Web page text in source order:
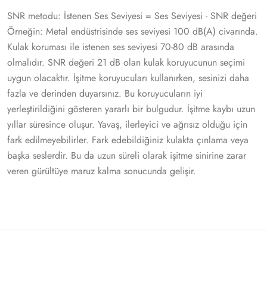
SNR metodu: İstenen Ses Seviyesi = Ses Seviyesi ‐ SNR değeri
Örneğin: Metal endüstrisinde ses seviyesi 100 dB(A) civarında.
Kulak koruması ile istenen ses seviyesi 70‐80 dB arasında
olmalıdır. SNR değeri 21 dB olan kulak koruyucunun seçimi
uygun olacaktır. İşitme koruyucuları kullanırken, sesinizi daha
fazla ve derinden duyarsınız. Bu koruyucuların iyi
yerleştirildiğini gösteren yararlı bir bulgudur. İşitme kaybı uzun
yıllar süresince oluşur. Yavaş, ilerleyici ve ağrısız olduğu için
fark edilmeyebilirler. Fark edebildiğiniz kulakta çınlama veya
başka seslerdir. Bu da uzun süreli olarak işitme sinirine zarar
veren gürültüye maruz kalma sonucunda gelişir.